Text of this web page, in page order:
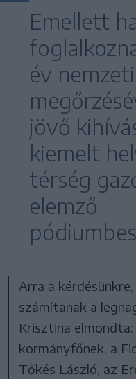
Emellett
év
jövő
kiemelt
térség
elemző
Arra a
számítanak a
Krisztina
kormányfőnek, a
Tőkés László, az